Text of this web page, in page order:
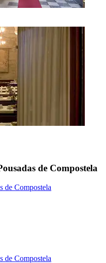
de Compostela
de Compostela
de Compostela